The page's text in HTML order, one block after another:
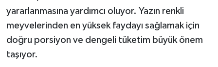
yararlanmasına yardımcı oluyor. Yazın renkli
meyvelerinden en yüksek faydayı sağlamak için
doğru porsiyon ve dengeli tüketim büyük önem
taşıyor.